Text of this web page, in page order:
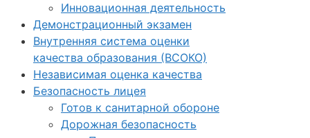
Инновационная деятельность
Демонстрационный экзамен
Внутренняя система оценки
качества образования (ВСОКО)
Независимая оценка качества
Безопасность лицея
Готов к санитарной обороне
Дорожная безопасность